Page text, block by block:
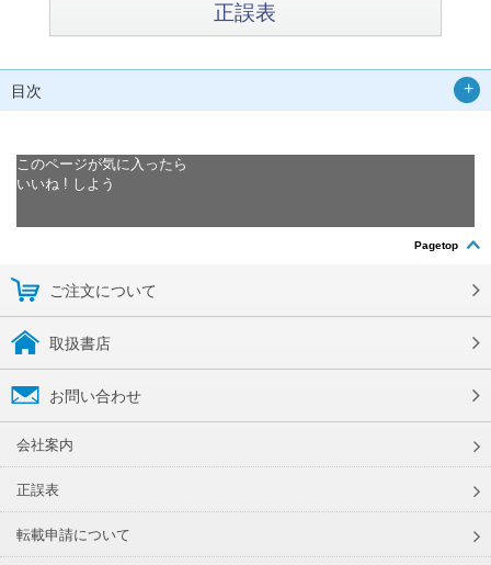
正誤表
目次
このページが気に入ったら
いいね ! しよう
Pagetop
ご注文について
取扱書店
お問い合わせ
会社案内
正誤表
転載申請について